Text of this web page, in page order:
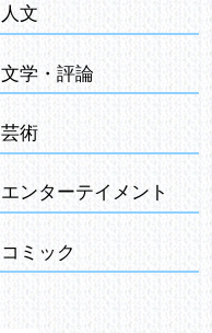
人文
文学・評論
芸術
エンターテイメント
コミック